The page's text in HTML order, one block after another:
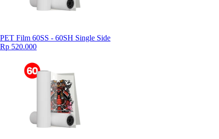
PET Film 60SS - 60SH Single Side
Rp 520.000